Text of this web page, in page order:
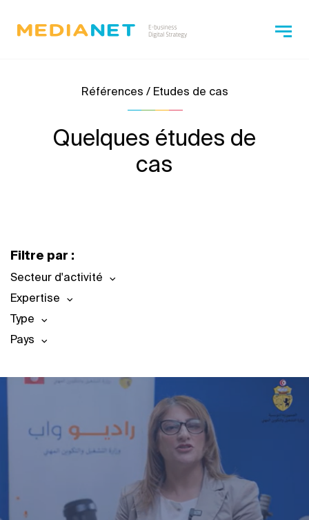
Références / Etudes de cas
Quelques études de
cas
Filtre par :
Secteur d'activité
Expertise
Type
Pays